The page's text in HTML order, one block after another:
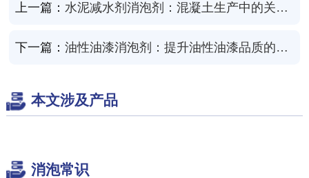
上一篇： 水泥减水剂消泡剂：混凝土生产中的关键助剂
下一篇： 油性油漆消泡剂：提升油性油漆品质的重要助剂
本文涉及产品
消泡常识